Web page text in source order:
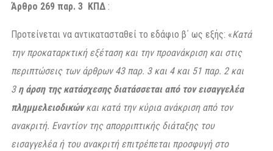
Άρθρο 269 παρ. 3 ΚΠΔ :
Προτείνεται να αντικατασταθεί το εδάφιο β΄ ως εξής: «Κατά
την προκαταρκτική εξέταση και την προανάκριση και στις
περιπτώσεις των άρθρων 43 παρ. 3 και 4 και 51 παρ. 2 και
3 η άρση της κατάσχεσης διατάσσεται από τον εισαγγελέα
πλημμελειοδικώνκαι κατά την κύρια ανάκριση από τον
ανακριτή. Εναντίον της απορριπτικής διάταξης του
εισαγγελέα ή του ανακριτή επιτρέπεται προσφυγή στο